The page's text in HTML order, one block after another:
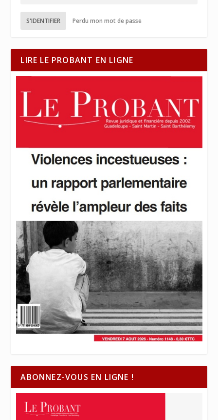
S'IDENTIFIER Perdu mon mot de passe
LIRE LE PROBANT EN LIGNE
ABONNEZ-VOUS EN LIGNE !